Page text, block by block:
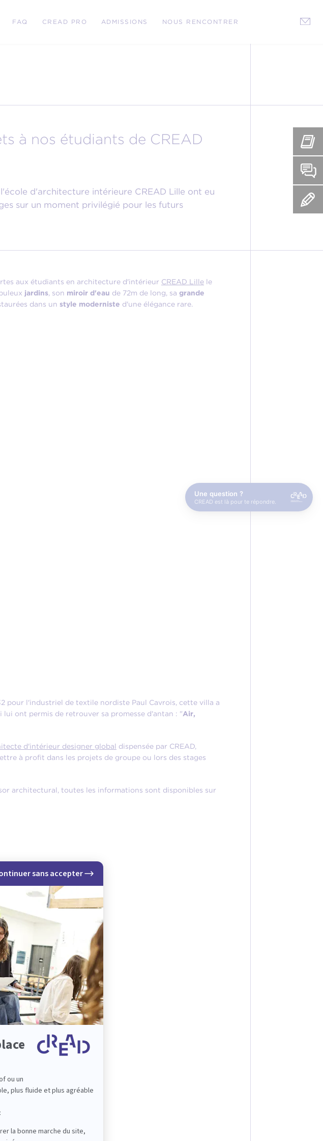
FAQ CREAD PRO ADMISSIONS NOUS RENCONTRER
à nos étudiants de CREAD
d'architecture intérieure CREAD Lille ont eu
sur un moment privilégié pour les futurs
aux étudiants en architecture d'intérieur CREAD Lille le
jardins, son miroir d'eau de 72m de long, sa grande
dans un style moderniste d'une élégance rare.
pour l'industriel de textile nordiste Paul Cavrois, cette villa a
ont permis de retrouver sa promesse d'antan : "Air,
d'intérieur designer global dispensée par CREAD,
à profit dans les projets de groupe ou lors des stages
architectural, toutes les informations sont disponibles sur
Une question ?
CREAD est là pour te répondre.